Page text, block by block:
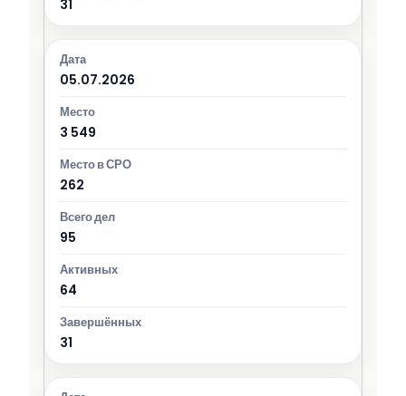
31
05.07.2026
3 549
262
95
64
31